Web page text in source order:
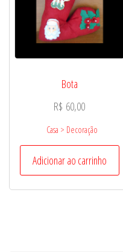
Bota
R$ 60,00
Casa > Decoração
Adicionar ao carrinho